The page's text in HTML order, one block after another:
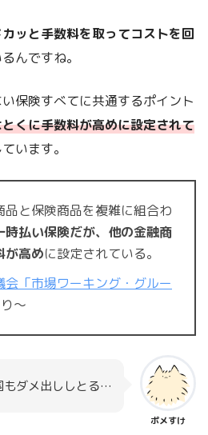
ッと手数料を取ってコストを回
んですね。
保険すべてに共通するポイント
くに手数料が高めに設定されて
ています。
品と保険商品を複雑に組合わ
時払い保険だが、他の金融商
が高めに設定されている。
会「市場ワーキング・グルー
〜
ポメすけ
もダメ出ししとる…